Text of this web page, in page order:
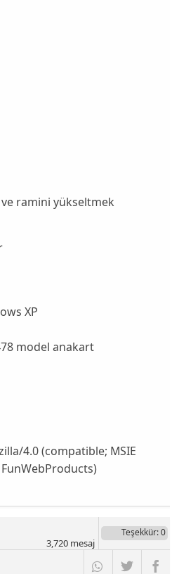
ramini yükseltmek
XP
model anakart
4.0 (compatible; MSIE
Teşekkür: 0
3,720mesaj